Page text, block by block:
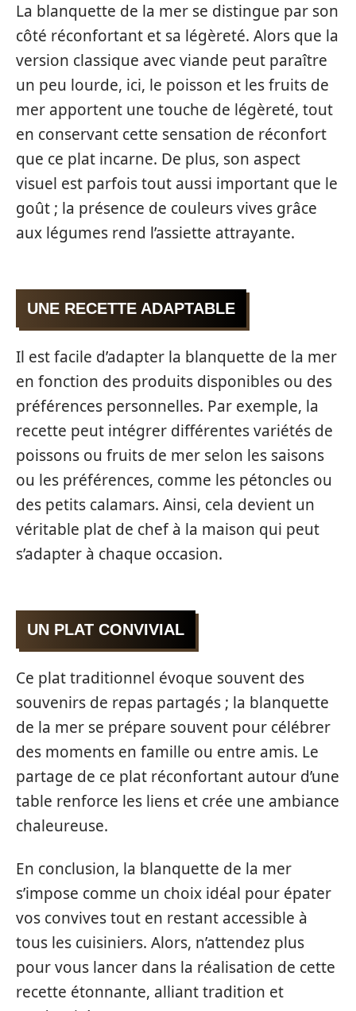
La blanquette de la mer se distingue par son
côté réconfortant et sa légèreté. Alors que la
version classique avec viande peut paraître
un peu lourde, ici, le poisson et les fruits de
mer apportent une touche de légèreté, tout
en conservant cette sensation de réconfort
que ce plat incarne. De plus, son aspect
visuel est parfois tout aussi important que le
goût ; la présence de couleurs vives grâce
aux légumes rend l’assiette attrayante.
UNE RECETTE ADAPTABLE
Il est facile d’adapter la blanquette de la mer
en fonction des produits disponibles ou des
préférences personnelles. Par exemple, la
recette peut intégrer différentes variétés de
poissons ou fruits de mer selon les saisons
ou les préférences, comme les pétoncles ou
des petits calamars. Ainsi, cela devient un
véritable plat de chef à la maison qui peut
s’adapter à chaque occasion.
UN PLAT CONVIVIAL
Ce plat traditionnel évoque souvent des
souvenirs de repas partagés ; la blanquette
de la mer se prépare souvent pour célébrer
des moments en famille ou entre amis. Le
partage de ce plat réconfortant autour d’une
table renforce les liens et crée une ambiance
chaleureuse.
En conclusion, la blanquette de la mer
s’impose comme un choix idéal pour épater
vos convives tout en restant accessible à
tous les cuisiniers. Alors, n’attendez plus
pour vous lancer dans la réalisation de cette
recette étonnante, alliant tradition et